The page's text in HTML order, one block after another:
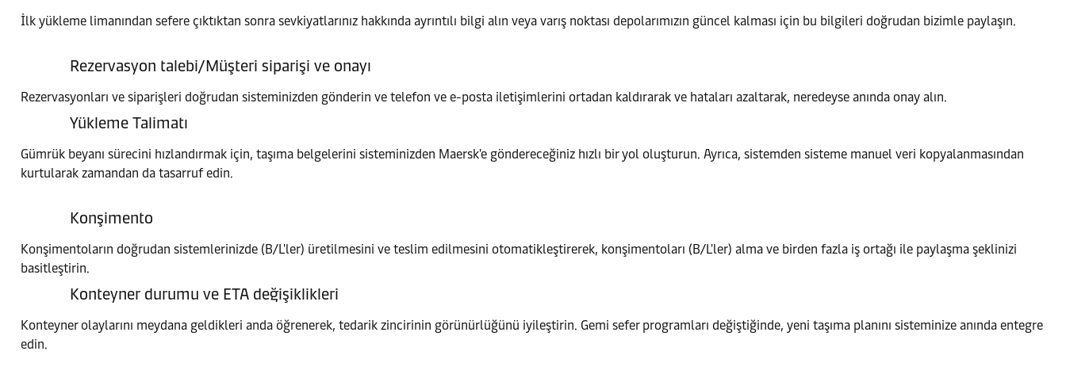
İlk yükleme limanından sefere çıktıktan sonra sevkiyatlarınız hakkında ayrıntılı bilgi alın veya varış noktası depolarımızın güncel kalması için bu bilgileri doğrudan bizimle paylaşın.
Rezervasyon talebi/Müşteri siparişi ve onayı
Rezervasyonları ve siparişleri doğrudan sisteminizden gönderin ve telefon ve e-posta iletişimlerini ortadan kaldırarak ve hataları azaltarak, neredeyse anında onay alın.
Yükleme Talimatı
Gümrük beyanı sürecini hızlandırmak için, taşıma belgelerini sisteminizden Maersk'e göndereceğiniz hızlı bir yol oluşturun. Ayrıca, sistemden sisteme manuel veri kopyalanmasından
kurtularak zamandan da tasarruf edin.
Konşimento
Konşimentoların doğrudan sistemlerinizde (B/L'ler) üretilmesini ve teslim edilmesini otomatikleştirerek, konşimentoları (B/L'ler) alma ve birden fazla iş ortağı ile paylaşma şeklinizi
basitleştirin.
Konteyner durumu ve ETA değişiklikleri
Konteyner olaylarını meydana geldikleri anda öğrenerek, tedarik zincirinin görünürlüğünü iyileştirin. Gemi sefer programları değiştiğinde, yeni taşıma planını sisteminize anında entegre
edin.